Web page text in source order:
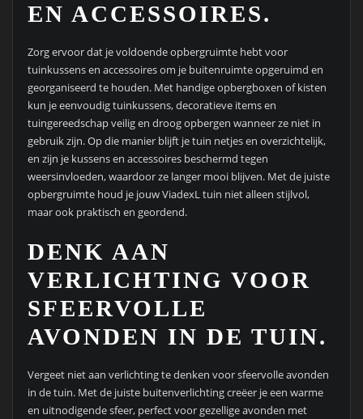
EN ACCESSOIRES.
Zorg ervoor dat je voldoende opbergruimte hebt voor
tuinkussens en accessoires om je buitenruimte opgeruimd en
georganiseerd te houden. Met handige opbergboxen of kisten
kun je eenvoudig tuinkussens, decoratieve items en
tuingereedschap veilig en droog opbergen wanneer ze niet in
gebruik zijn. Op die manier blijft je tuin netjes en overzichtelijk,
en zijn je kussens en accessoires beschermd tegen
weersinvloeden, waardoor ze langer mooi blijven. Met de juiste
opbergruimte houd je jouw ViadexL tuin niet alleen stijlvol,
maar ook praktisch en geordend.
DENK AAN
VERLICHTING VOOR
SFEERVOLLE
AVONDEN IN DE TUIN.
Vergeet niet aan verlichting te denken voor sfeervolle avonden
in de tuin. Met de juiste buitenverlichting creëer je een warme
en uitnodigende sfeer, perfect voor gezellige avonden met